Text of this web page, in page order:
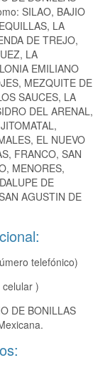
SILAO, BAJIO
LA
DE TREJO,
LA
EMILIANO
MEZQUITE DE
SAUCES, LA
DEL ARENAL,
EL NUEVO
FRANCO, SAN
MENORES,
DE
AGUSTIN DE
telefónico)
)
DE BONILLAS